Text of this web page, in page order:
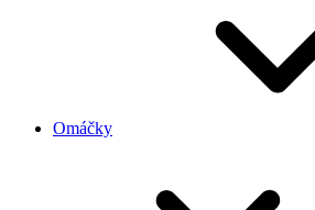
Omáčky